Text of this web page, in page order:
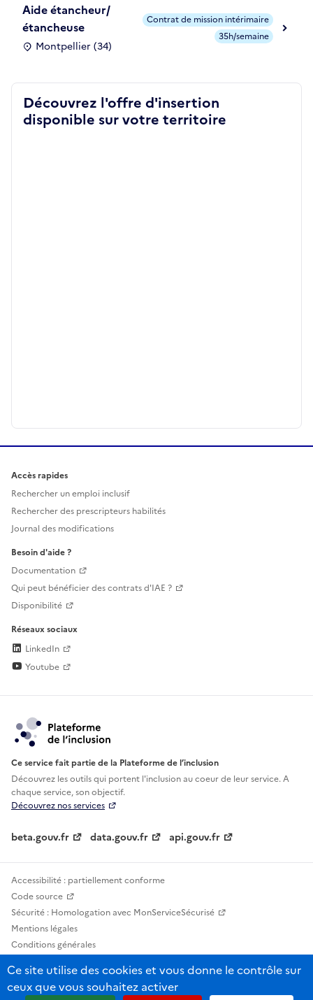
Aide étancheur/
étancheuse
Montpellier (34)
Contrat de mission intérimaire
35h/semaine
Découvrez l'offre d'insertion
disponible sur votre territoire
Accès rapides
Rechercher un emploi inclusif
Rechercher des prescripteurs habilités
Journal des modifications
Besoin d'aide ?
Documentation
Qui peut bénéficier des contrats d'IAE ?
Disponibilité
Réseaux sociaux
LinkedIn
Youtube
Ce service fait partie de la Plateforme de l’inclusion
Découvrez les outils qui portent l'inclusion aucoeur de leur service. A
chaque service, son objectif.
Découvrez nos services
beta.gouv.fr data.gouv.fr api.gouv.fr
Accessibilité : partiellement conforme
Code source
Sécurité : Homologation avec MonServiceSécurisé
Mentions légales
Conditions générales
Statistiques, lexiques et indicateurs
Sauf mention contraire, tous les contenus de ce site sont sous licence
Ce site utilise des cookies et vous donne le contrôle sur
ceux que vous souhaitez activer